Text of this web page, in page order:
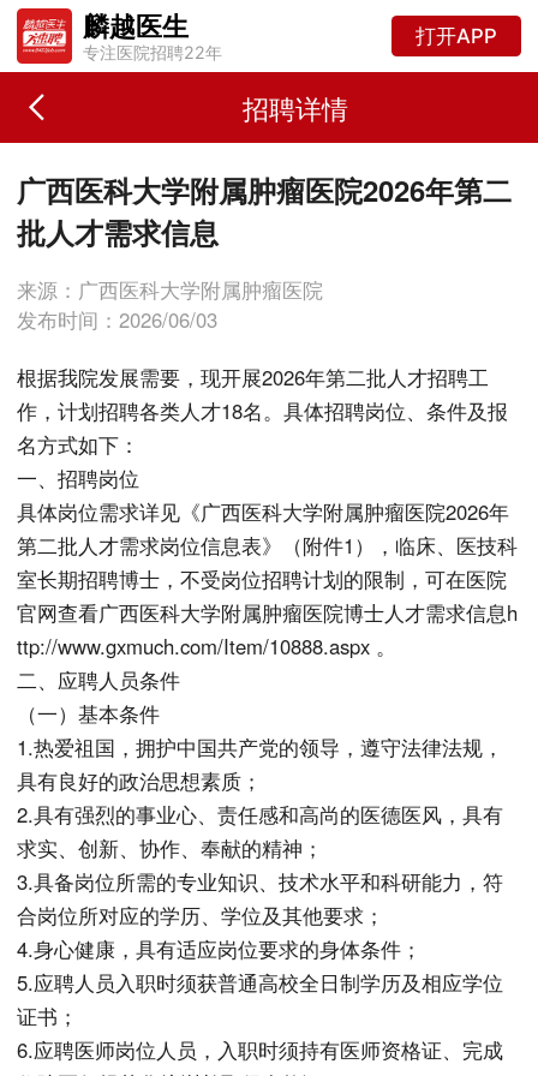
麟越医生
专注医院招聘22年
打开APP
招聘详情
广西医科大学附属肿瘤医院2026年第二
批人才需求信息
来源：广西医科大学附属肿瘤医院
发布时间：2026/06/03
根据我院发展需要，现开展2026年第二批人才招聘工
作，计划招聘各类人才18名。具体招聘岗位、条件及报
名方式如下：
一、招聘岗位
具体岗位需求详见《广西医科大学附属肿瘤医院2026年
第二批人才需求岗位信息表》（附件1），临床、医技科
室长期招聘博士，不受岗位招聘计划的限制，可在医院
官网查看广西医科大学附属肿瘤医院博士人才需求信息h
ttp://www.gxmuch.com/Item/10888.aspx 。
二、应聘人员条件
（一）基本条件
1.热爱祖国，拥护中国共产党的领导，遵守法律法规，
具有良好的政治思想素质；
2.具有强烈的事业心、责任感和高尚的医德医风，具有
求实、创新、协作、奉献的精神；
3.具备岗位所需的专业知识、技术水平和科研能力，符
合岗位所对应的学历、学位及其他要求；
4.身心健康，具有适应岗位要求的身体条件；
5.应聘人员入职时须获普通高校全日制学历及相应学位
证书；
6.应聘医师岗位人员，入职时须持有医师资格证、完成